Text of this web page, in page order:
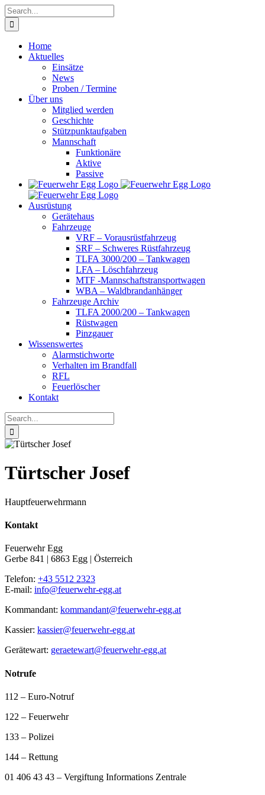
Skip
to
content
Search
for:
Home
Aktuelles
Einsätze
News
Proben / Termine
Über uns
Mitglied werden
Geschichte
Stützpunktaufgaben
Mannschaft
Funktionäre
Aktive
Passive
Ausrüstung
Gerätehaus
Fahrzeuge
VRF – Vorausrüstfahrzeug
SRF – Schweres Rüstfahrzeug
TLFA 3000/200 – Tankwagen
LFA – Löschfahrzeug
MTF -Mannschaftstransportwagen
WBA – Waldbrandanhänger
Fahrzeuge Archiv
TLFA 2000/200 – Tankwagen
Rüstwagen
Pinzgauer
Wissenswertes
Alarmstichworte
Verhalten im Brandfall
RFL
Feuerlöscher
Kontakt
Search
for:
Türtscher Josef
Hauptfeuerwehrmann
Kontakt
Feuerwehr Egg
Gerbe 841 | 6863 Egg | Österreich
Telefon: +43 5512 2323
E-mail: info@feuerwehr-egg.at
Kommandant: kommandant@feuerwehr-egg.at
Kassier: kassier@feuerwehr-egg.at
Gerätewart: geraetewart@feuerwehr-egg.at
Notrufe
112 – Euro-Notruf
122 – Feuerwehr
133 – Polizei
144 – Rettung
01 406 43 43 – Vergiftung Informations Zentrale